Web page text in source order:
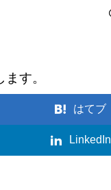
す。
はてブ
LinkedIn